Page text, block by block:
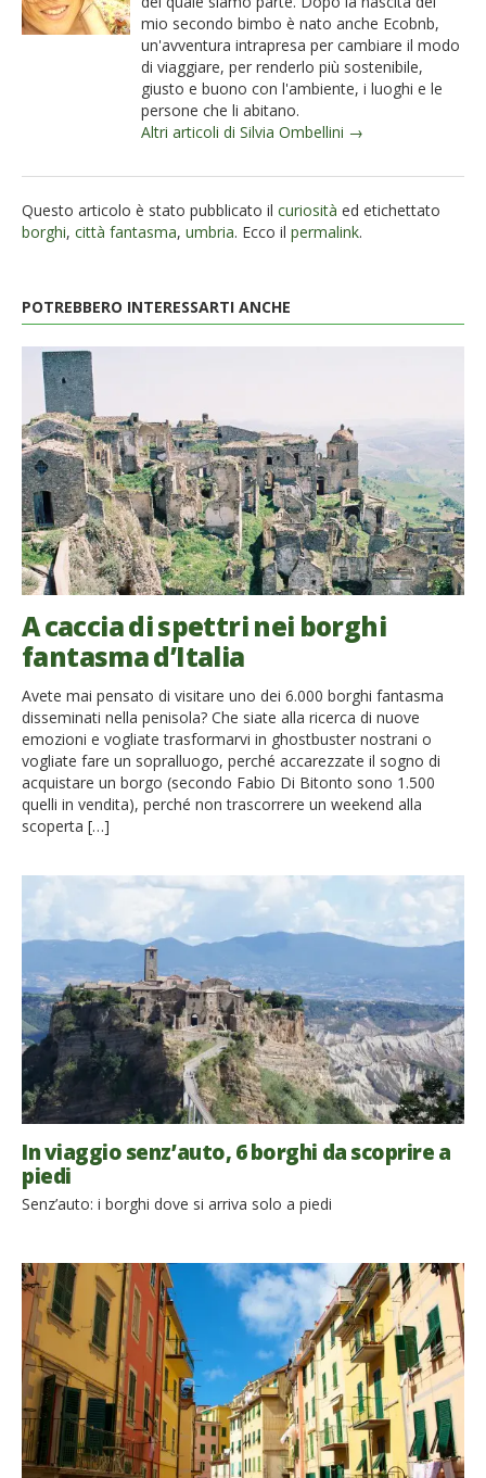
mio secondo bimbo è nato anche Ecobnb,
un'avventura intrapresa per cambiare il modo
di viaggiare, per renderlo più sostenibile,
giusto e buono con l'ambiente, i luoghi e le
persone che li abitano.
Altri articoli di Silvia Ombellini →
Questo articolo è stato pubblicato il curiosità ed etichettato
borghi, città fantasma, umbria. Ecco il permalink.
POTREBBERO INTERESSARTI ANCHE
A caccia di spettri nei borghi
fantasma d’Italia
Avete mai pensato di visitare uno dei 6.000 borghi fantasma
disseminati nella penisola? Che siate alla ricerca di nuove
emozioni e vogliate trasformarvi in ghostbuster nostrani o
vogliate fare un sopralluogo, perché accarezzate il sogno di
acquistare un borgo (secondo Fabio Di Bitonto sono 1.500
quelli in vendita), perché non trascorrere un weekend alla
scoperta […]
In viaggio senz’auto, 6 borghi da scoprire a
piedi
Senz’auto: i borghi dove si arriva solo a piedi